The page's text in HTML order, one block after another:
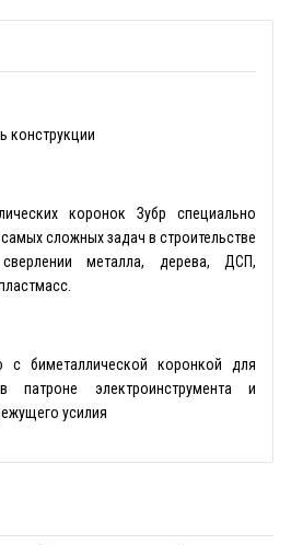
конструкции
коронок Зубр специально
сложных задач в строительстве
металла, дерева, ДСП,
с биметаллической коронкой для
электроинструмента и
усилия